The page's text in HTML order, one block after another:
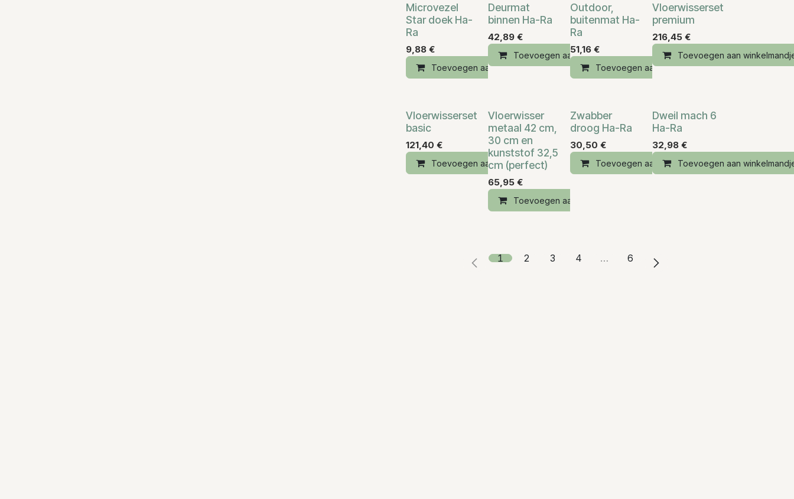
Microvezel
Star doek Ha-
Ra
9,88 €
Toevoegen aan winkelmandje
Deurmat
binnen Ha-Ra
42,89€
Toevoegen aan winkelmandje
Tijdelijk
Outdoor,
buitenmat Ha-
Ra
51,16€
Toevoegen aan winkelmandje
Vloerwisserset
premium
216,45€
Toevoegen aan
Vloerwisserset
basic
121,40 €
Toevoegen aan winkelmandje
Vloerwisser
metaal 42 cm,
30 cm en
kunststof 32,5
cm (perfect)
65,95€
Toevoegen aan winkelmandje
Zwabber
droog Ha-Ra
30,50 €
Toevoegen aan winkelmandje
Dweil mach 6
Ha-Ra
32,98€
Toevoegen aan
1 2 3 4 … 6